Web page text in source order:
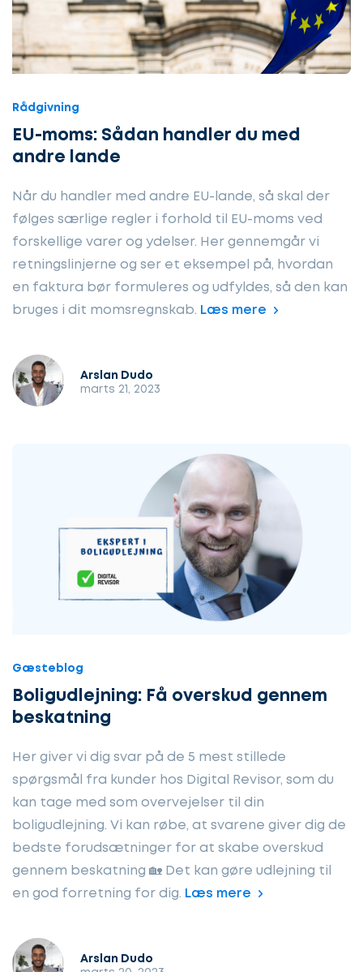
Rådgivning
EU-moms: Sådan handler du med
andre lande
Når du handler med andre EU-lande, så skal der
følges særlige regler i forhold til EU-moms ved
forskellige varer og ydelser. Her gennemgår vi
retningslinjerne og ser et eksempel på, hvordan
en faktura bør formuleres og udfyldes, så den kan
bruges i dit momsregnskab. Læs mere
Arslan Dudo
marts 21, 2023
Gæsteblog
Boligudlejning: Få overskud gennem
beskatning
Her giver vi dig svar på de 5 mest stillede
spørgsmål fra kunder hos Digital Revisor, som du
kan tage med som overvejelser til din
boligudlejning. Vi kan røbe, at svarene giver dig de
bedste forudsætninger for at skabe overskud
gennem beskatning 🏡 Det kan gøre udlejning til
en god forretning for dig. Læs mere
Arslan Dudo